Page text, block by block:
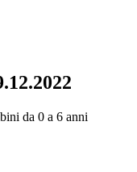
da 0 a 6 anni